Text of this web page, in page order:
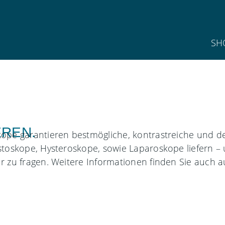
garantieren bestmögliche, kontrastreiche und
Hysteroskope, sowie Laparoskope liefern
zu fragen. Weitere Informationen finden Sie auch